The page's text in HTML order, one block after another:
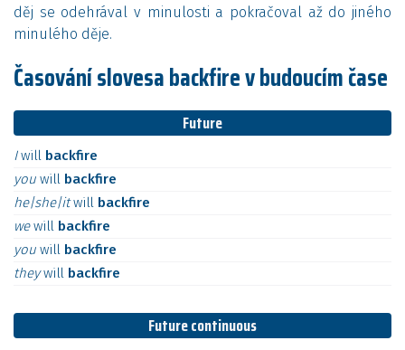
děj se odehrával v minulosti a pokračoval až do jiného
minulého děje.
Časování slovesa backfire v budoucím čase
Future
Iwill backfire
you will backfire
he|she|itwill backfire
wewill backfire
you will backfire
theywill backfire
Future continuous